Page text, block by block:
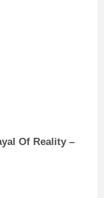
Of Reality –